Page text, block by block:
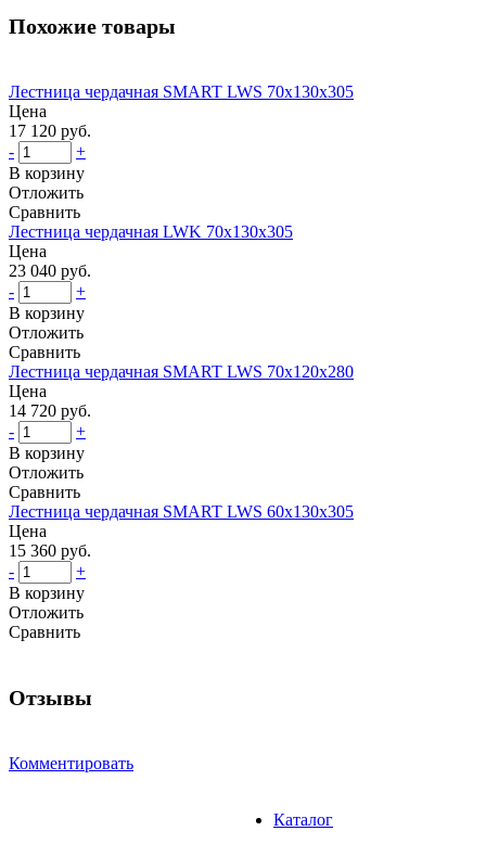
Похожие товары
Лестница чердачная SMART LWS 70х130х305
Цена
17 120 руб.
-
+
В корзину
Отложить
Сравнить
Лестница чердачная LWK 70х130х305
Цена
23 040 руб.
-
+
В корзину
Отложить
Сравнить
Лестница чердачная SMART LWS 70х120х280
Цена
14 720 руб.
-
+
В корзину
Отложить
Сравнить
Лестница чердачная SMART LWS 60х130х305
Цена
15 360 руб.
-
+
В корзину
Отложить
Сравнить
Отзывы
Комментировать
Каталог